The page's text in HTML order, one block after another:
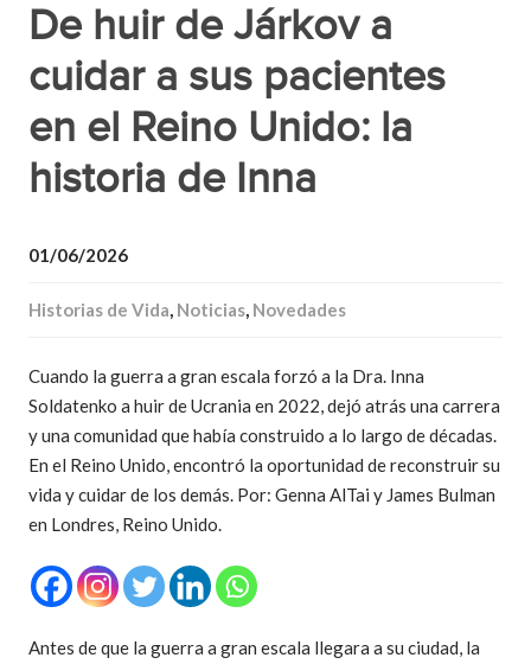
De huir de Járkov a
cuidar a sus pacientes
en el Reino Unido: la
historia de Inna
01/06/2026
Historias de Vida, Noticias, Novedades
Cuando la guerra a gran escala forzó a la Dra. Inna
Soldatenko a huir de Ucrania en 2022, dejó atrás una carrera
y una comunidad que había construido a lo largo de décadas.
En el Reino Unido, encontró la oportunidad de reconstruir su
vida y cuidar de los demás. Por: Genna AlTai y James Bulman
en Londres, Reino Unido.
Antes de que la guerra a gran escala llegara a su ciudad, la